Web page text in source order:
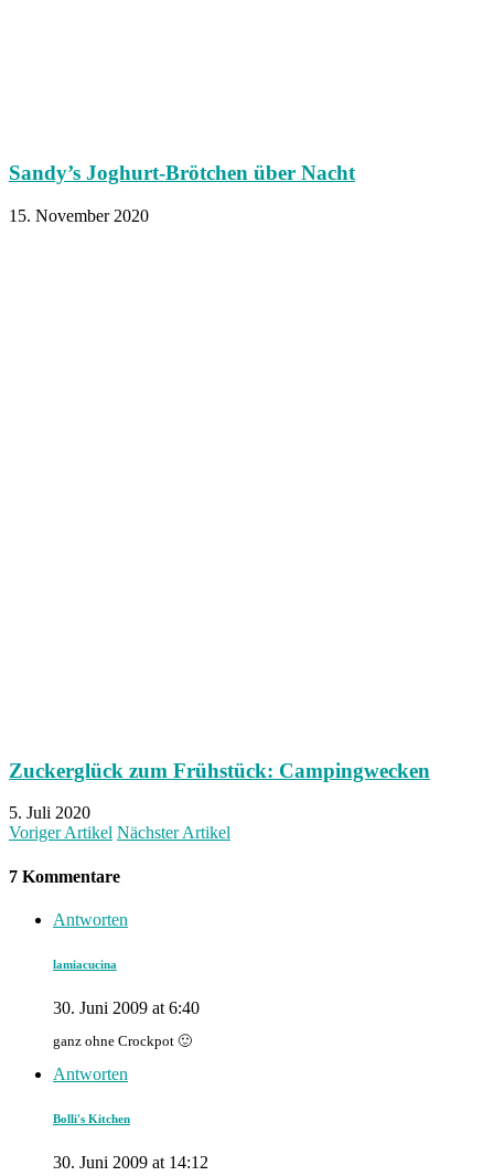
Sandy’s Joghurt-Brötchen über Nacht
15. November 2020
Zuckerglück zum Frühstück: Campingwecken
5. Juli 2020
Voriger Artikel Nächster Artikel
7 Kommentare
Antworten
lamiacucina
30. Juni 2009 at 6:40
ganz ohne Crockpot 🙂
Antworten
Bolli's Kitchen
30. Juni 2009 at 14:12